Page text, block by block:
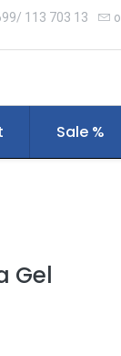
113 703 13
Sale %
Gel